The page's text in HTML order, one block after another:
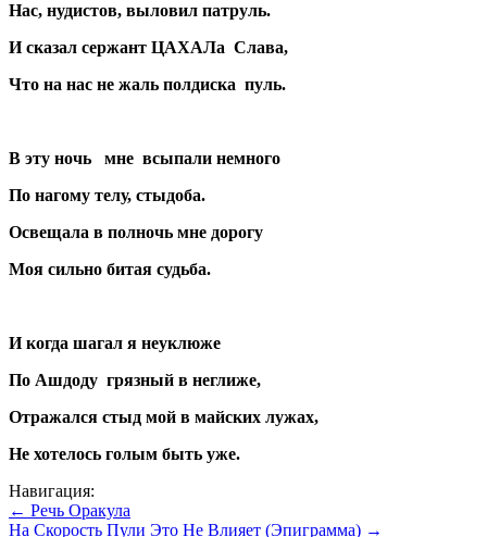
Нас, нудистов, выловил патруль.
И сказал сержант ЦАХАЛа Слава,
Что на нас не жаль полдиска пуль.
В эту ночь мне всыпали немного
По нагому телу, стыдоба.
Освещала в полночь мне дорогу
Моя сильно битая судьба.
И когда шагал я неуклюже
По Ашдоду грязный в неглиже,
Отражался стыд мой в майских лужах,
Не хотелось голым быть уже.
Навигация:
← Речь Оракула
На Скорость Пули Это Не Влияет (Эпиграмма) →